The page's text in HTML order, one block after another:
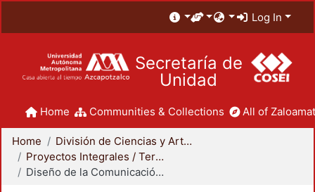
Log In
Secretaría de
Unidad
Home Communities & Collections All of
Home
División de Ciencias y Artes para el Diseño
Proyectos Integrales / Terminales - Licenciatura
Diseño de la Comunicación Gráfica - Proyectos Integrales